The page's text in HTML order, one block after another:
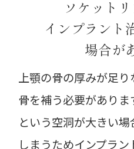
ソケット
インプラント
場合が
上顎の骨の厚みが足
骨を補う必要があり
という空洞が大きい
しまうためインプラン